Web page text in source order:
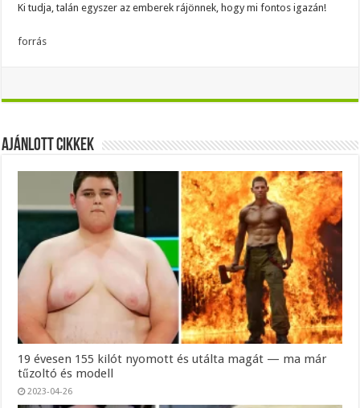
Ki tudja, talán egyszer az emberek rájönnek, hogy mi fontos igazán!
forrás
Ajánlott Cikkek
19 évesen 155 kilót nyomott és utálta magát — ma már
tűzoltó és modell
2023-04-26